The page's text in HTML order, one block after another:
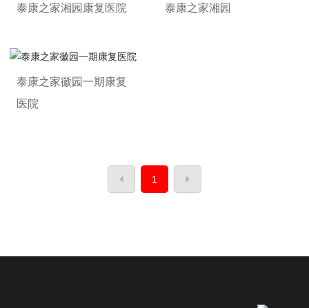
泰康之家湘园康复医院 泰康之家湘园
泰康之家徽园一期康复
医院
1